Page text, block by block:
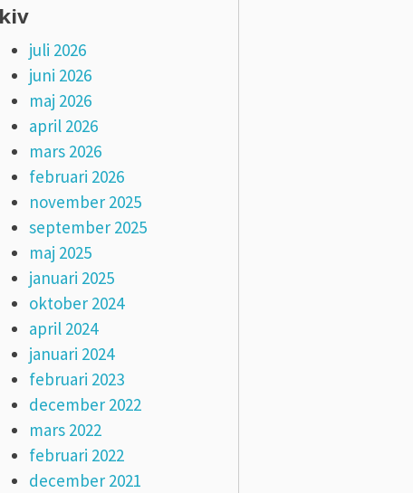
juli 2026
juni 2026
maj 2026
april 2026
mars 2026
februari 2026
november 2025
september 2025
maj 2025
januari 2025
oktober 2024
april 2024
januari 2024
februari 2023
december 2022
mars 2022
februari 2022
december 2021